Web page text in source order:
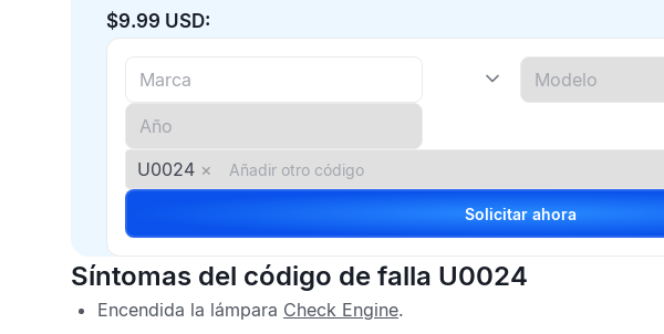
$9.99 USD:
U0024 ×
Solicitar ahora
Síntomas del código de falla U0024
Encendida la lámpara Check Engine.